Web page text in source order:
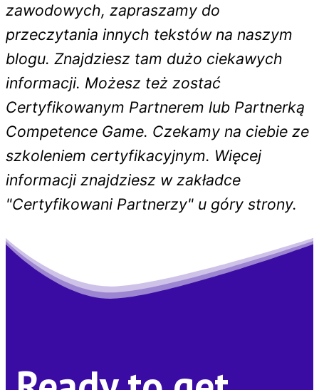
zawodowych, zapraszamy do
przeczytania innych tekstów na naszym
blogu. Znajdziesz tam dużo ciekawych
informacji. Możesz też zostać
Certyfikowanym Partnerem lub Partnerką
Competence Game. Czekamy na ciebie ze
szkoleniem certyfikacyjnym. Więcej
informacji znajdziesz w zakładce
"Certyfikowani Partnerzy" u góry strony.